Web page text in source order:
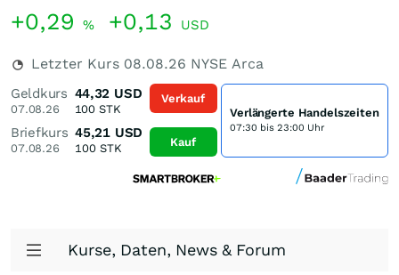
+0,29 % +0,13 USD
Letzter Kurs 08.08.26 NYSE Arca
Geldkurs
07.08.26
44,32 USD
100 STK
Briefkurs
07.08.26
45,21 USD
100STK
Verkauf
Kauf
Verlängerte Handelszeiten
07:30 bis 23:00 Uhr
Kurse, Daten, News & Forum